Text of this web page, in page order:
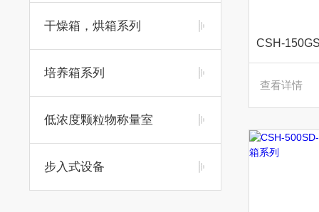
干燥箱，烘箱系列
培养箱系列
低浓度颗粒物称量室
步入式设备
查看详情